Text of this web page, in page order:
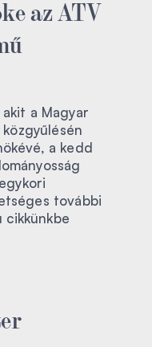
az ATV
a Magyar
a kedd
további
cikkünkbe